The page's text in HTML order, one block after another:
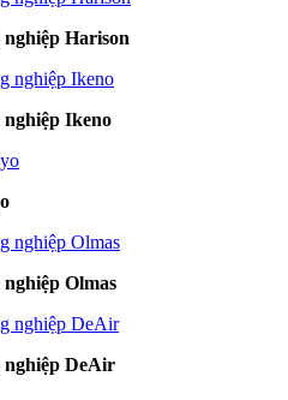
Harison
Ikeno
Olmas
nghiệp DeAir